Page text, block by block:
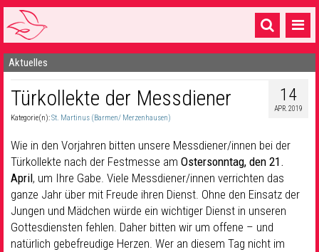
Startseite
1 Pfarrei
16 Gemeinden & mehr
Gottesdienste & Sinnsuche
Sakramente & Feste
Gemeinschaft & Soziales
Musik & Kultur
Aktuelles
14
APR. 2019
Türkollekte der Messdiener
Kategorie(n):St. Martinus (Barmen/ Merzenhausen)
Wie in den Vorjahren bitten unsere Messdiener/innen bei der
Türkollekte nach der Festmesse am Ostersonntag, den 21.
April, um Ihre Gabe. Viele Messdiener/innen verrichten das
ganze Jahr über mit Freude ihren Dienst. Ohne den Einsatz der
Jungen und Mädchen würde ein wichtiger Dienst in unseren
Gottesdiensten fehlen. Daher bitten wir um offene – und
natürlich gebefreudige Herzen. Wer an diesem Tag nicht im